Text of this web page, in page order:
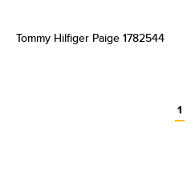
Tommy Hilfiger Paige 1782544
1